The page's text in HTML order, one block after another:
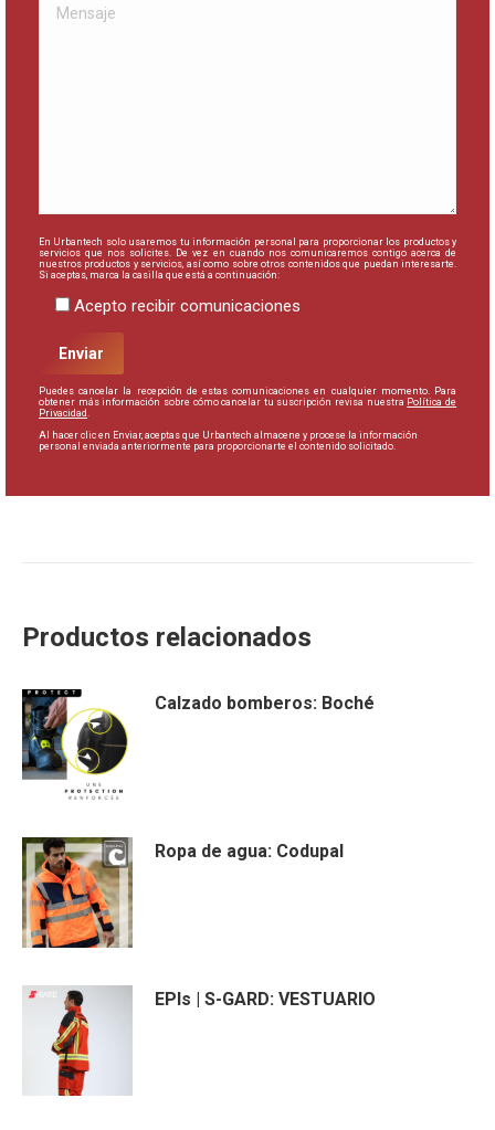
En Urbantech solo usaremos tu información personal para proporcionar los productos y
servicios que nos solicites. De vez en cuando nos comunicaremos contigo acerca de
nuestros productos y servicios, así como sobre otros contenidos que puedan interesarte.
Si aceptas, marca la casilla que está a continuación:
Acepto recibir comunicaciones
Puedes cancelar la recepción de estas comunicaciones en cualquier momento. Para
obtener más información sobre cómo cancelar tu suscripción revisa nuestra Política de
Privacidad
Al hacer clic en Enviar, aceptas que Urbantech almacene y procese la información
personal enviada anteriormente para proporcionarte el contenido solicitado.
Productos relacionados
Calzado bomberos: Boché
Ropa de agua: Codupal
EPIs | S-GARD: VESTUARIO